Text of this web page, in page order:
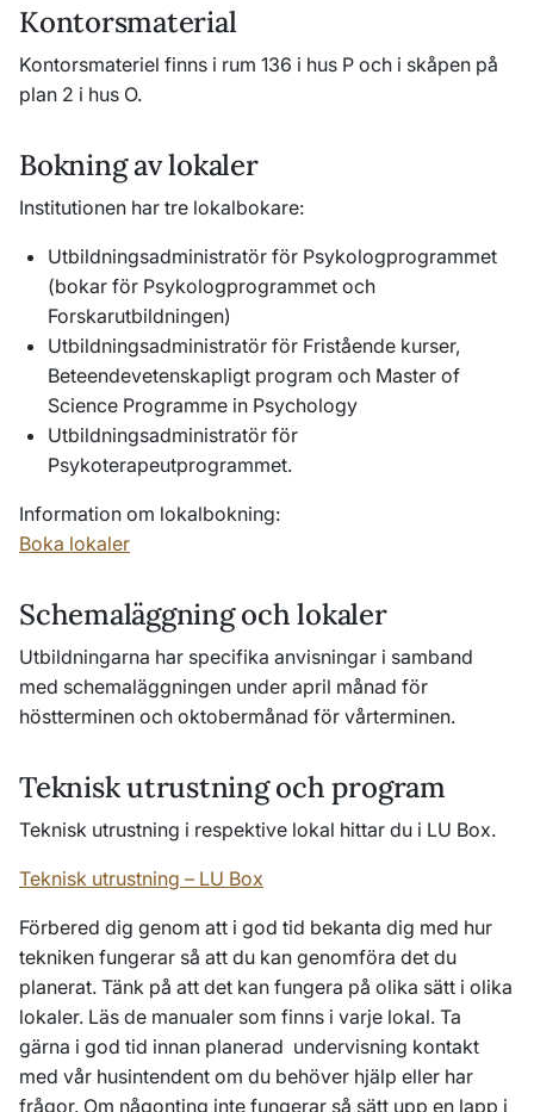
Kontorsmaterial
Kontorsmateriel finns i rum 136 i hus P och i skåpen på
plan 2 i hus O.
Bokning av lokaler
Institutionen har tre lokalbokare:
Utbildningsadministratör för Psykologprogrammet
(bokar för Psykologprogrammet och
Forskarutbildningen)
Utbildningsadministratör för Fristående kurser,
Beteendevetenskapligt program och Master of
Science Programme in Psychology
Utbildningsadministratör för
Psykoterapeutprogrammet.
Information om lokalbokning:
Boka lokaler
Schemaläggning och lokaler
Utbildningarna har specifika anvisningar i samband
med schemaläggningen under april månad för
höstterminen och oktobermånad för vårterminen.
Teknisk utrustning och program
Teknisk utrustning i respektive lokal hittar du i LU Box.
Teknisk utrustning – LU Box
Förbered dig genom att i god tid bekanta dig med hur
tekniken fungerar så att du kan genomföra det du
planerat. Tänk på att det kan fungera på olika sätt i olika
lokaler. Läs de manualer som finns i varje lokal. Ta
gärna i god tid innan planerad undervisning kontakt
med vår husintendent om du behöver hjälp eller har
frågor. Om någonting inte fungerar så sätt upp en lapp i